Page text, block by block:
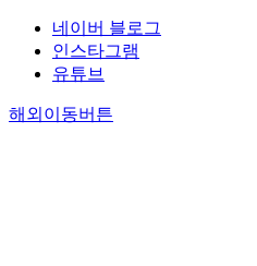
네이버 블로그
인스타그램
유튜브
해외이동버튼